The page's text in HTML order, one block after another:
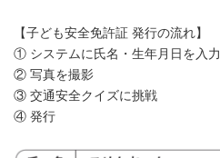
【子ども安全免許証 発行の流れ】
① システムに氏名・生年月日を入力
② 写真を撮影
③ 交通安全クイズに挑戦
④ 発行